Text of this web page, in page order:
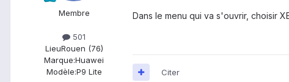
Membre
501
LieuRouen (76)
Marque:Huawei
Modèle:P9 Lite
Dans le menu qui va s'ouvrir, choisir
Citer